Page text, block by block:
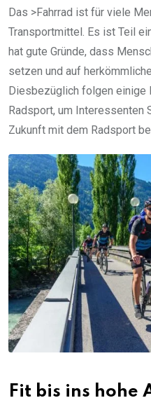
Das >Fahrrad ist für viele
Transportmittel. Es ist Teil
hat gute Gründe, dass
setzen und auf
Diesbezüglich folgen einige
Radsport, um Interessenten
Zukunft mit dem Radsport
Fit bis ins hohe